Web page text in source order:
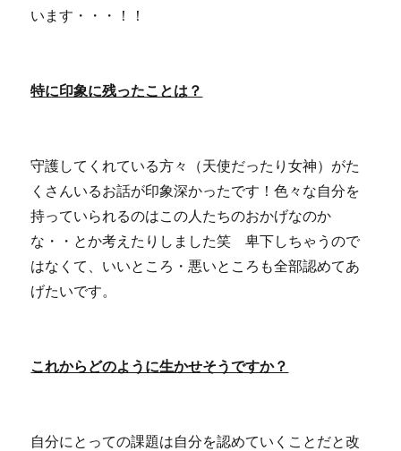
います・・・！！
特に印象に残ったことは？
守護してくれている方々（天使だったり女神）がた
くさんいるお話が印象深かったです！色々な自分を
持っていられるのはこの人たちのおかげなのか
な・・とか考えたりしました笑 卑下しちゃうので
はなくて、いいところ・悪いところも全部認めてあ
げたいです。
これからどのように生かせそうですか？
自分にとっての課題は自分を認めていくことだと改